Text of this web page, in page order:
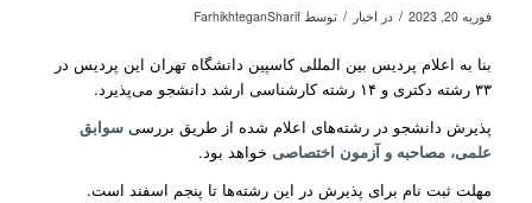
فوریه 20, 2023 / در اخبار / توسط FarhikhteganSharif
بنا به اعلام پردیس بین المللی کاسپین دانشگاه تهران این پردیس در
۳۳ رشته دکتری و ۱۴ رشته کارشناسی ارشد دانشجو می‌پذیرد.
پذیرش دانشجو در رشته‌های اعلام شده از طریق بررسی سوابق
علمی، مصاحبه و آزمون اختصاصی خواهد بود.
مهلت ثبت نام برای پذیرش در این رشته‌ها تا پنجم اسفند است.